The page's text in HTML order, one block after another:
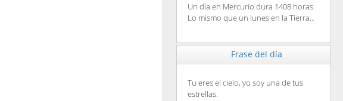
Un día en Mercurio dura 1408 horas.
Lo mismo que un lunes en la Tierra...
Frase del día
Tu eres el cielo, yo soy una de tus
estrellas.